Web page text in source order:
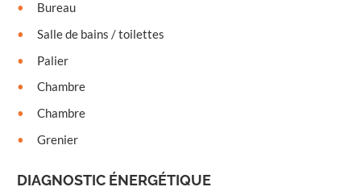
Bureau
Salle de bains / toilettes
Palier
Chambre
Chambre
Grenier
DIAGNOSTIC ÉNERGÉTIQUE